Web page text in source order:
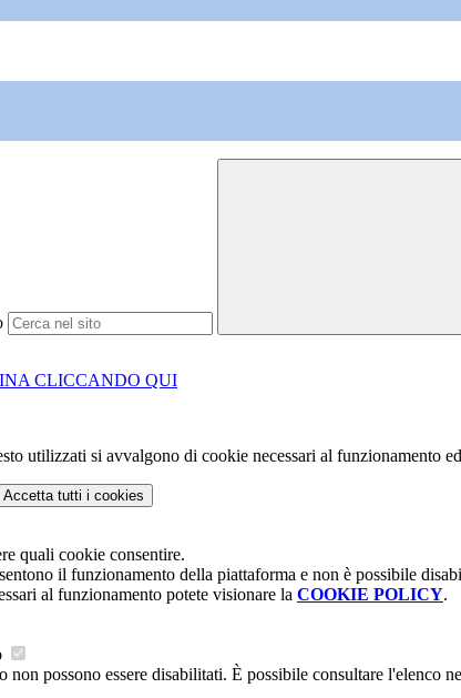
CLICCANDO QUI
utilizzati si avvalgono di cookie necessari al funzionamento
Accetta tutti i cookies
quali cookie consentire.
il funzionamento della piattaforma e non è possibile
al funzionamento potete visionare la COOKIE POLICY.
non possono essere disabilitati. È possibile consultare l'elenco